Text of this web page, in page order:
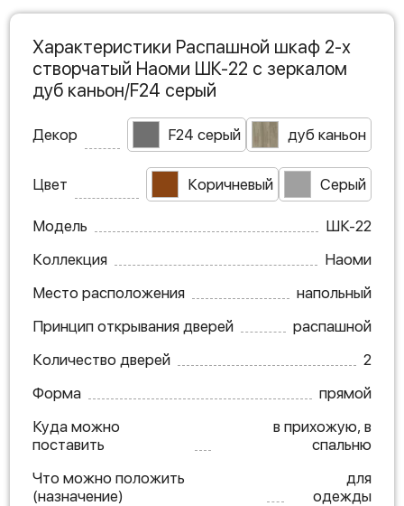
Характеристики Распашной шкаф 2-х
створчатый Наоми ШК-22 с зеркалом
дуб каньон/F24 серый
Декор F24 серый дуб каньон
Цвет Коричневый Серый
Модель
ШК-22
Коллекция
Наоми
Место расположения
напольный
Принцип открывания дверей
распашной
Количество дверей
2
Форма
прямой
Куда можно
поставить
в прихожую, в
спальню
Что можно положить
(назначение)
для
одежды